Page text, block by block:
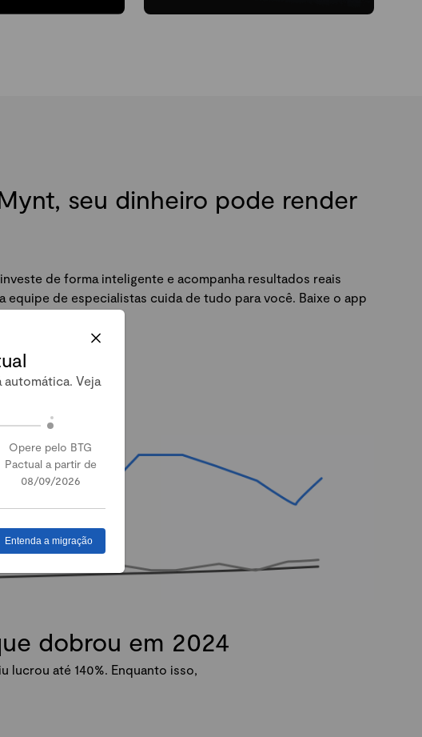
seu dinheiro pode render
de forma inteligente e acompanha resultados reais
equipe de especialistas cuida de tudo para você. Baixe o app
dobrou em 2024
lucrou até 140%. Enquanto isso,
Veja
Opere pelo BTG
Pactual a partir de
08/09/2026
Entenda a migração